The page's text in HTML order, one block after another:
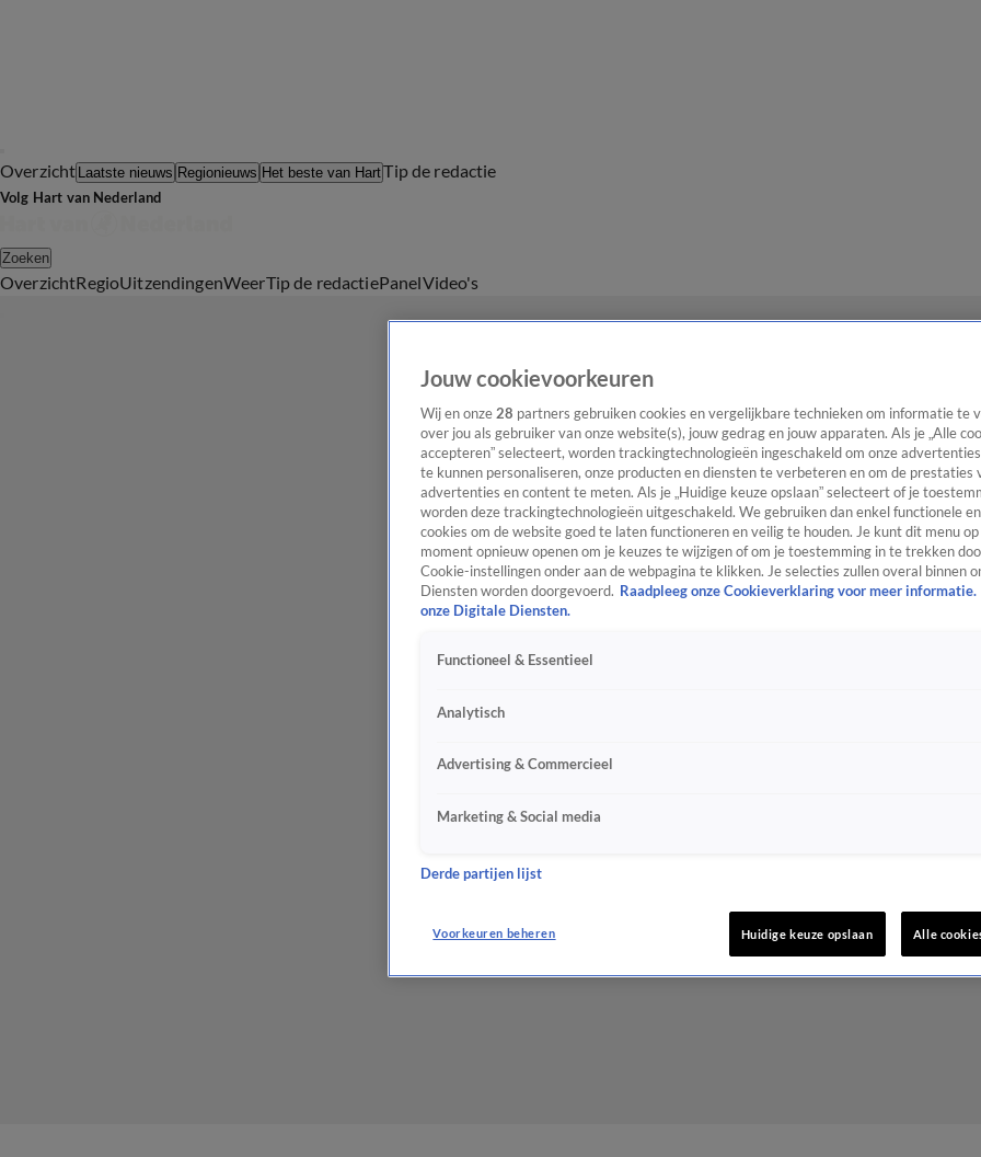
Overzicht Laatste nieuws Regionieuws Het beste van HartTip de redactie
Volg Hart van Nederland
Zoeken
OverzichtRegioUitzendingenWeerTip de redactiePanelVideo's
Jouw cookievoorkeuren
Wij en onze 28 partners gebruiken cookies en vergelijkbare technieken om informatie te
over jou als gebruiker van onze website(s), jouw gedrag en jouw apparaten. Als je „Alle
accepteren” selecteert, worden trackingtechnologieën ingeschakeld om onze
te kunnen personaliseren, onze producten en diensten te verbeteren en om de prestaties
advertenties en content te meten. Als je „Huidige keuze opslaan” selecteert of je
worden deze trackingtechnologieën uitgeschakeld. We gebruiken dan enkel functionele
cookies om de website goed te laten functioneren en veilig te houden. Je kunt dit menu
moment opnieuw openen om je keuzes te wijzigen of om je toestemming in te trekken
Cookie-instellingen onder aan de webpagina te klikken. Je selecties zullen overal binnen
Diensten worden doorgevoerd. Raadpleeg onze Cookieverklaring voor meer informatie.
onze Digitale Diensten.
Functioneel & Essentieel
Analytisch
Advertising & Commercieel
Marketing & Social media
Derde partijen lijst
Voorkeuren beheren Huidige keuze opslaan Alle